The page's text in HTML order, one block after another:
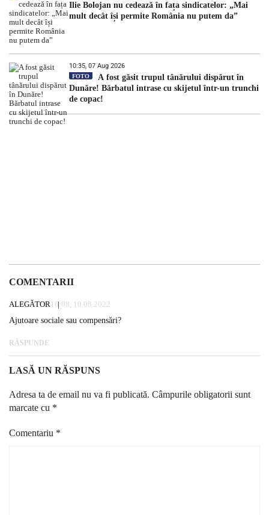
Ilie Bolojan nu cedează în fața sindicatelor: „Mai
mult decât își permite România nu putem da”
10:35, 07 Aug 2026
FOTO
A fost găsit trupul tânărului dispărut în
Dunăre! Bărbatul intrase cu skijetul într-un trunchi
de copac!
COMENTARII
ALEGĂTOR16:08, 10.08.2022
Ajutoare sociale sau compensări?
RĂSPUNDE
LASĂ UN RĂSPUNS
Adresa ta de email nu va fi publicată. Câmpurile obligatorii sunt
marcate cu *
Comentariu *